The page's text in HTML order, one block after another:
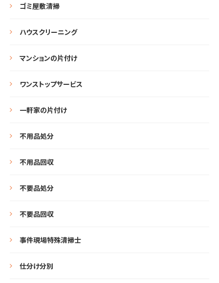
ゴミ屋敷清掃
ハウスクリーニング
マンションの片付け
ワンストップサービス
一軒家の片付け
不用品処分
不用品回収
不要品処分
不要品回収
事件現場特殊清掃士
仕分け分別